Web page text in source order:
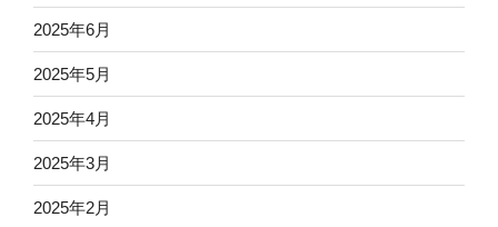
2025年6月
2025年5月
2025年4月
2025年3月
2025年2月